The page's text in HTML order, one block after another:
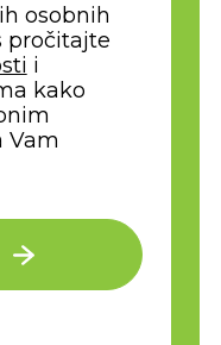
osobnih
pročitajte
i
kako
Vam